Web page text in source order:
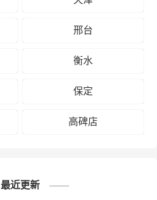
邢台
衡水
保定
高碑店
最近更新